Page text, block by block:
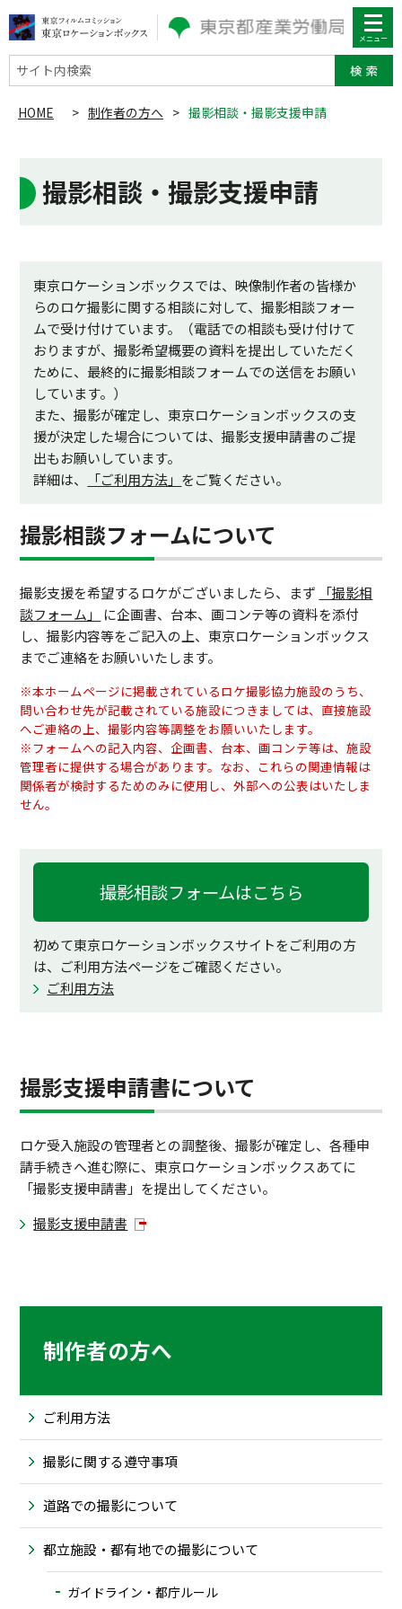
サイト内検索
HOME > 制作者の方へ > 撮影相談・撮影支援申請
撮影相談・撮影支援申請
東京ロケーションボックスでは、映像制作者の皆様か
らのロケ撮影に関する相談に対して、撮影相談フォー
ムで受け付けています。（電話での相談も受け付けて
おりますが、撮影希望概要の資料を提出していただく
ために、最終的に撮影相談フォームでの送信をお願い
しています。）
また、撮影が確定し、東京ロケーションボックスの支
援が決定した場合については、撮影支援申請書のご提
出もお願いしています。
詳細は、
「ご利用方法」 をご覧ください。
撮影相談フォームについて
撮影支援を希望するロケがございましたら、まず
「撮影相
談フォーム」
に企画書、台本、画コンテ等の資料を添付
し、撮影内容等をご記入の上、東京ロケーションボックス
までご連絡をお願いいたします。
※本ホームページに掲載されているロケ撮影協力施設のうち、
問い合わせ先が記載されている施設につきましては、直接施設
へご連絡の上、撮影内容等調整をお願いいたします。
※フォームへの記入内容、企画書、台本、画コンテ等は、施設
管理者に提供する場合があります。なお、これらの関連情報は
関係者が検討するためのみに使用し、外部への公表はいたしま
せん。
撮影相談フォームはこちら
初めて東京ロケーションボックスサイトをご利用の方
は、ご利用方法ページをご確認ください。
ご利用方法
撮影支援申請書について
ロケ受入施設の管理者との調整後、撮影が確定し、各種申
請手続きへ進む際に、東京ロケーションボックスあてに
「撮影支援申請書」を提出してください。
撮影支援申請書
制作者の方へ
ご利用方法
撮影に関する遵守事項
道路での撮影について
都立施設・都有地での撮影について
ガイドライン・都庁ルール